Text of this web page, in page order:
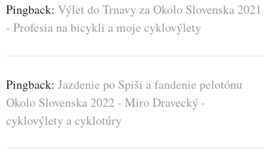
Pingback: Výlet do Trnavy za Okolo Slovenska 2021
- Profesia na bicykli a moje cyklovýlety
Pingback: Jazdenie po Spiši a fandenie pelotónu
Okolo Slovenska 2022 - Miro Dravecký -
cyklovýlety a cyklotúry